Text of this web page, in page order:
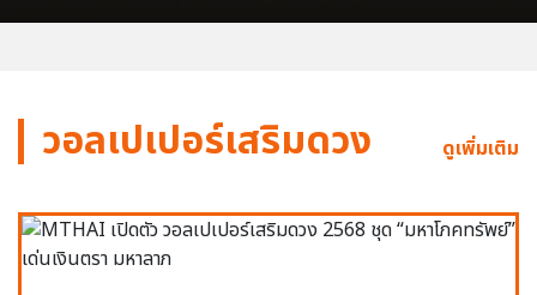
วอลเปเปอร์เสริมดวง ดูเพิ่มเติม